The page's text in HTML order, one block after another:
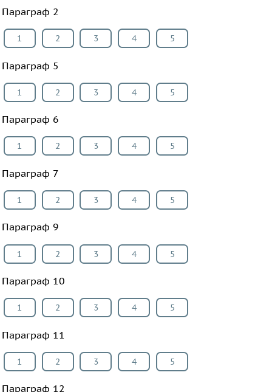
Параграф 2
1 2 3 4 5
Параграф 5
1 2 3 4 5
Параграф 6
1 2 3 4 5
Параграф 7
1 2 3 4 5
Параграф 9
1 2 3 4 5
Параграф 10
1 2 3 4 5
Параграф 11
1 2 3 4 5
Параграф 12